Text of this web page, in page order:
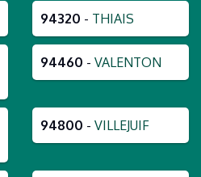
94320 - THIAIS
94460 - VALENTON
94800 - VILLEJUIF